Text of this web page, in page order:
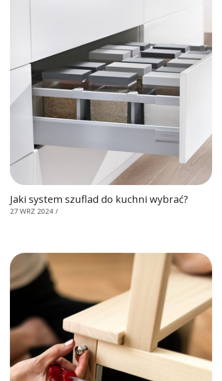
Jaki system szuflad do kuchni wybrać?
27 WRZ 2024 /